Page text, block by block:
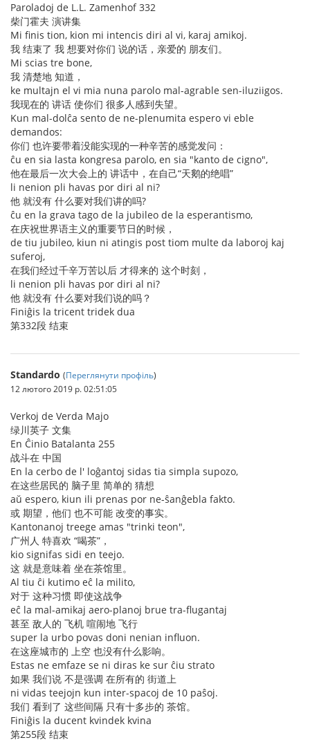
Paroladoj de L.L. Zamenhof 332
柴门霍夫 演讲集
Mi finis tion, kion mi intencis diri al vi, karaj amikoj.
我 结束了 我 想要对你们 说的话，亲爱的 朋友们。
Mi scias tre bone,
我 清楚地 知道，
ke multajn el vi mia nuna parolo mal-agrable sen-iluziigos.
我现在的 讲话 使你们 很多人感到失望。
Kun mal-dolĉa sento de ne-plenumita espero vi eble
demandos:
你们 也许要带着没能实现的一种辛苦的感觉发问：
ĉu en sia lasta kongresa parolo, en sia "kanto de cigno",
他在最后一次大会上的 讲话中，在自己“天鹅的绝唱”
li nenion pli havas por diri al ni?
他 就没有 什么要对我们讲的吗?
ĉu en la grava tago de la jubileo de la esperantismo,
在庆祝世界语主义的重要节日的时候，
de tiu jubileo, kiun ni atingis post tiom multe da laboroj kaj
suferoj,
在我们经过千辛万苦以后 才得来的 这个时刻，
li nenion pli havas por diri al ni?
他 就没有 什么要对我们说的吗？
Finiĝis la tricent tridek dua
第332段 结束
Standardo (Переглянути профіль)
12 лютого 2019 р. 02:51:05
Verkoj de Verda Majo
绿川英子 文集
En Ĉinio Batalanta 255
战斗在 中国
En la cerbo de l' loĝantoj sidas tia simpla supozo,
在这些居民的 脑子里 简单的 猜想
aŭ espero, kiun ili prenas por ne-ŝanĝebla fakto.
或 期望，他们 也不可能 改变的事实。
Kantonanoj treege amas "trinki teon",
广州人 特喜欢 “喝茶”，
kio signifas sidi en teejo.
这 就是意味着 坐在茶馆里。
Al tiu ĉi kutimo eĉ la milito,
对于 这种习惯 即使这战争
eĉ la mal-amikaj aero-planoj brue tra-flugantaj
甚至 敌人的 飞机 喧闹地 飞行
super la urbo povas doni nenian influon.
在这座城市的 上空 也没有什么影响。
Estas ne emfaze se ni diras ke sur ĉiu strato
如果 我们说 不是强调 在所有的 街道上
ni vidas teejojn kun inter-spacoj de 10 paŝoj.
我们 看到了 这些间隔 只有十多步的 茶馆。
Finiĝis la ducent kvindek kvina
第255段 结束